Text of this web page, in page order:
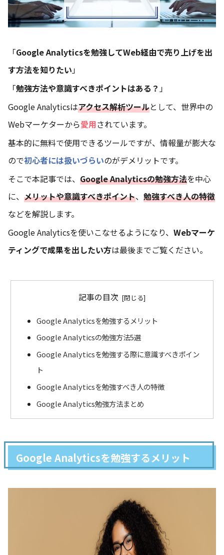
「Google Analyticsを勉強してWeb経由で売り上げを出
す方法を知りたい」
「勉強方法や意識すべきポイントはある？ 」
Google Analyticsはアクセス解析ツールとして、世界中の
Webマーケターから愛用されています。
基本的に無料で使用できるツールですが、情報量が膨大な
ので初心者には扱いづらいのがデメリットです。
そこで本記事では、 Google Analyticsの勉強方法を中心
に、 メリットや意識すべきポイント、 勉強すべき人の特徴
などを解説します。
Google Analyticsを使いこなせるようになり、 Webマーケ
ティングで成果を出したい方は最後までご覧ください。
記事の目次
Google Analyticsを勉強するメリット
Google Analyticsの勉強方法5選
Google Analyticsを勉強する際に意識すべきポイン
ト
Google Analyticsを勉強すべき人の特徴
Google Analytics勉強方法まとめ
Google Analyticsを勉強するメリット